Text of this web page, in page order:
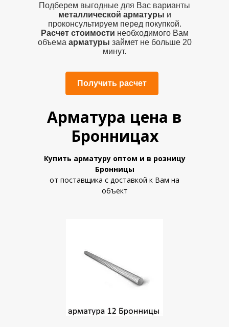
Подберем выгодные для Вас варианты
металлической арматуры и
проконсультируем перед покупкой.
Расчет стоимости необходимого Вам
объема арматуры займет не больше 20
минут.
Получить расчет
Арматура цена в
Бронницах
Купить арматуруоптом и в розницу
Бронницы
от поставщика с доставкой к Вам на
объект